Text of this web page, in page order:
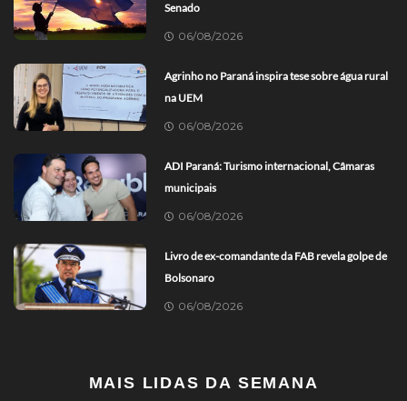
Senado
06/08/2026
Agrinho no Paraná inspira tese sobre água rural
na UEM
06/08/2026
ADI Paraná: Turismo internacional, Câmaras
municipais
06/08/2026
Livro de ex-comandante da FAB revela golpe de
Bolsonaro
06/08/2026
MAIS LIDAS DA SEMANA